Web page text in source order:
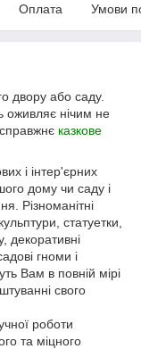
Оплата Умови
двору або саду.
оживляє нічим не
казкове
і інтер'єрних
дому чи саду і
Різноманітні
статуетки,
декоративні
гноми і
Вам в повній мірі
свого
роботи
та міцного